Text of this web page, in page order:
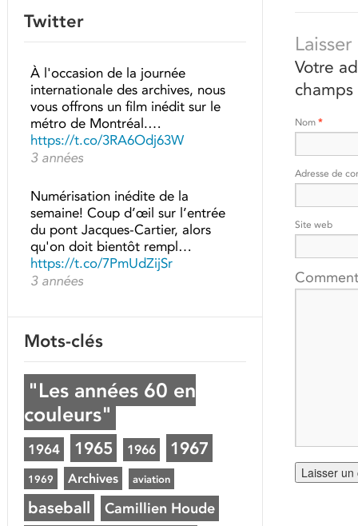
Votre
Nom *
Adresse de
Site web
Twitter
À l'occasion de la journée
internationale des archives, nous
vous offrons un film inédit sur le
métro de Montréal.…
https://t.co/3RA6Odj63W
3 années
Numérisation inédite de la
semaine! Coup d’œil sur l’entrée
du pont Jacques-Cartier, alors
qu'on doit bientôt rempl…
https://t.co/7PmUdZijSr
3 années
Mots-clés
"Les années 60 en
couleurs"
1964 1965 1966 1967
1969 Archives aviation
baseball Camillien Houde